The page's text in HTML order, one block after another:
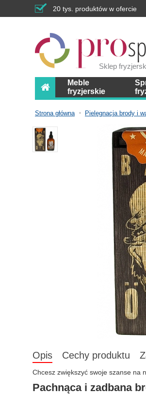
20 tys. produktów w ofercie
Sklep
Meble
fryzjerskie
Strona główna Pielęgnacja brody i
Opis Cechy produktu
Chcesz zwiększyć swoje szanse na
Pachnąca i zadbana